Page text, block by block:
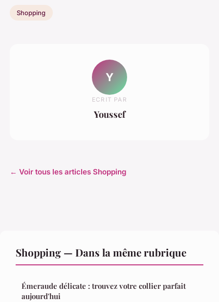
Shopping
Y
ECRIT PAR
Youssef
← Voir tous les articles Shopping
Shopping — Dans la même rubrique
Émeraude délicate : trouvez votre collier parfait
aujourd'hui